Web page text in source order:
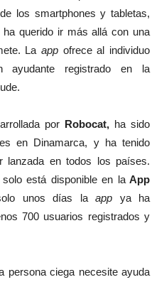
los smartphones y tabletas,
ha querido ir más allá con una
La appofrece al individuo
ayudante registrado en la
por Robocat, ha sido
en Dinamarca, y ha tenido
lanzada en todos los países.
está disponible en laApp
unos días la app ya ha
700 usuarios registrados y
persona ciega necesite ayuda